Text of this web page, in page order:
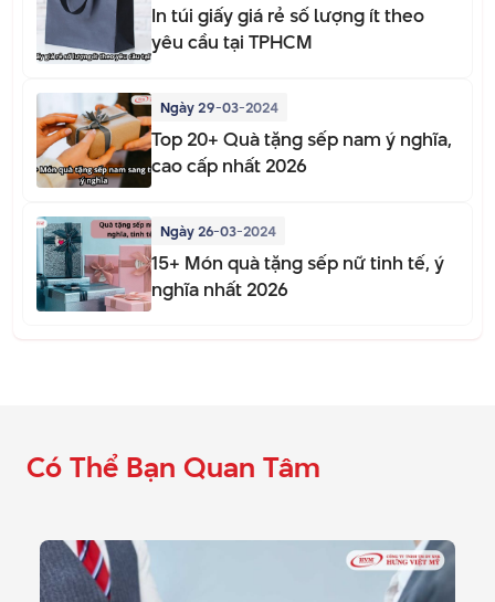
In túi giấy giá rẻ số lượng ít theo
yêu cầu tại TPHCM
Ngày 29-03-2024
Top 20+ Quà tặng sếp nam ý nghĩa,
cao cấp nhất 2026
Ngày 26-03-2024
15+ Món quà tặng sếp nữ tinh tế, ý
nghĩa nhất 2026
Có Thể Bạn Quan Tâm